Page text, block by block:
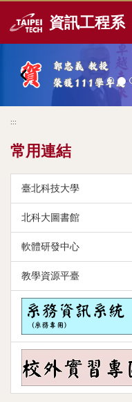
到
資訊工程系
:::
常用連結
臺北科技大學
北科大圖書館
軟體研發中心
教學資源平臺